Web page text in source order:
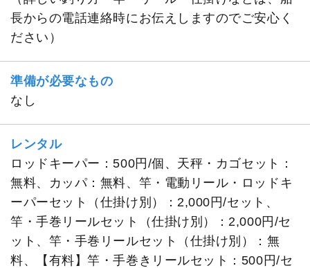
長からの電話連絡時にお伝えしますのでご安心く
ださい）
準備が必要なもの
なし
レンタル
ロッドキーパー：500円/個、天秤・カゴセット：
無料、カッパ：無料、竿・電動リール・ロッドキ
ーパーセット（仕掛け別）：2,000円/セット、
竿・手巻リールセット（仕掛け別）：2,000円/セ
ット、竿・手巻リールセット（仕掛け別）：無
料、【有料】竿・手巻きリールセット：500円/セ